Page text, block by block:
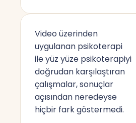
Video üzerinden
uygulanan psikoterapi
ile yüz yüze psikoterapiyi
doğrudan karşılaştıran
çalışmalar, sonuçlar
açısından neredeyse
hiçbir fark göstermedi.